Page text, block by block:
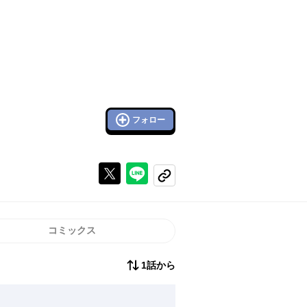
フォロー
Xで投稿するラインでシェアする
コピーする
コミックス
1話から